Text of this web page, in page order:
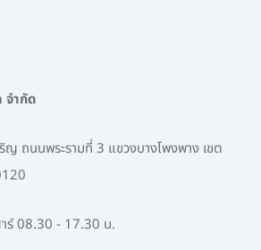
ำกัด
ญ ถนนพระรามที่ 3 แขวงบางโพงพาง เขต
าร์ 08.30 - 17.30 น.